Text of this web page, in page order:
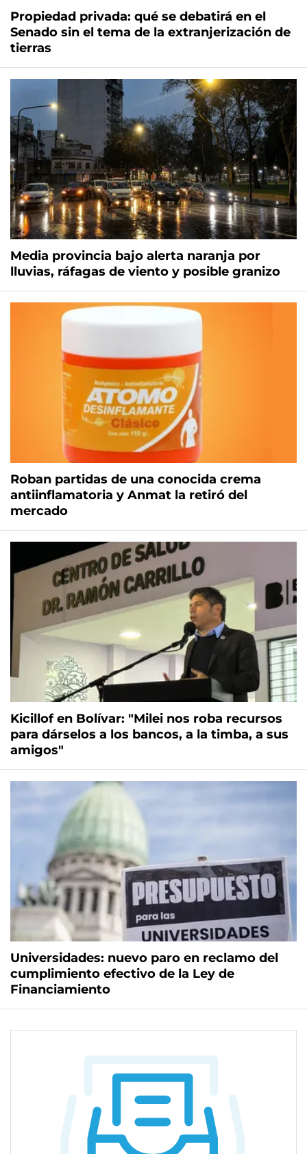
Propiedad privada: qué se debatirá en el
Senado sin el tema de la extranjerización de
tierras
Media provincia bajo alerta naranja por
lluvias, ráfagas de viento y posible granizo
Roban partidas de una conocida crema
antiinflamatoria y Anmat la retiró del
mercado
Kicillof en Bolívar: "Milei nos roba recursos
para dárselos a los bancos, a la timba, a sus
amigos"
Universidades: nuevo paro en reclamo del
cumplimiento efectivo de la Ley de
Financiamiento